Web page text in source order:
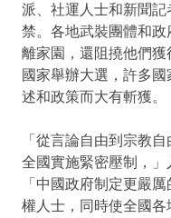
派、社運人士和新聞
禁。各地武裝團體和
離家園，還阻撓他們獲
國家舉辦大選，許多
述和政策而大有斬獲。
「從言論自由到宗教
全國實施緊密壓制，
「中國政府制定更嚴
權人士，同時使全國